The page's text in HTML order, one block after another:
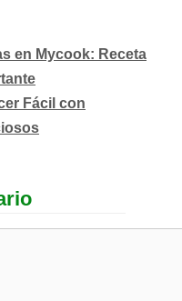
en Mycook: Receta
Fácil con